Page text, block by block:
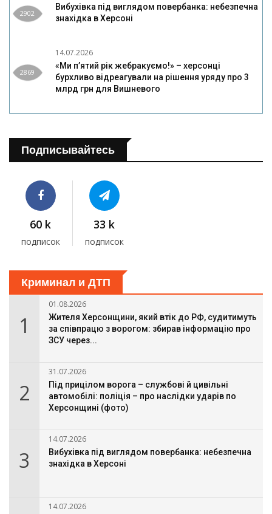
2902
Вибухівка під виглядом повербанка: небезпечна
знахідка в Херсоні
2869
14.07.2026
«Ми п’ятий рік жебракуємо!» – херсонці
бурхливо відреагували на рішення уряду про 3
млрд грн для Вишневого
Подписывайтесь
60 k
подписок
33 k
подписок
Криминал и ДТП
1
01.08.2026
Жителя Херсонщини, який втік до РФ, судитимуть
за співпрацю з ворогом: збирав інформацію про
ЗСУ через...
2
31.07.2026
Під прицілом ворога – службові й цивільні
автомобілі: поліція – про наслідки ударів по
Херсонщині (фото)
3
14.07.2026
Вибухівка під виглядом повербанка: небезпечна
знахідка в Херсоні
14.07.2026